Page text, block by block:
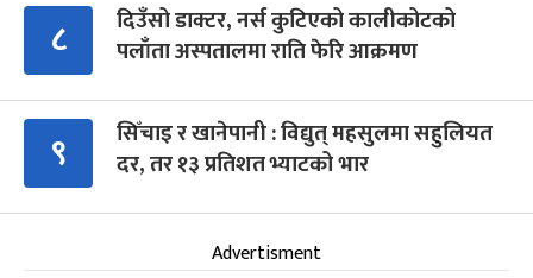
८
दिउँसो डाक्टर, नर्स कुटिएको कालीकोटको
पलाँता अस्पतालमा राति फेरि आक्रमण
९
सिँचाइ र खानेपानी : विद्युत् महसुलमा सहुलियत
दर, तर १३ प्रतिशत भ्याटको भार
Advertisment